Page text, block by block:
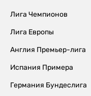
Лига Чемпионов
Лига Европы
Англия Премьер-лига
Испания Примера
Германия Бундеслига